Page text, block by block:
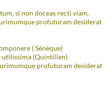
si non doceas recti viam.
profuturam desiderat
( Sénèque)
utilissima (Quintilien)
profuturam desiderat